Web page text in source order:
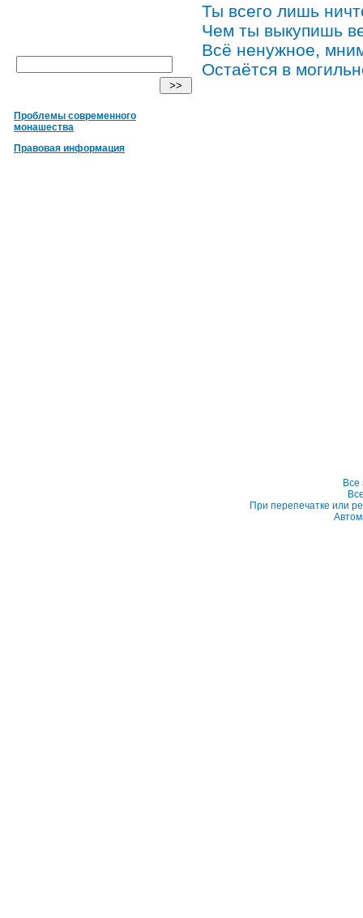
Проблемы современного
монашества
Правовая информация
Ты всего лишь
Чем ты выкупишь
Всё ненужное,
Остаётся в
При перепечатке или